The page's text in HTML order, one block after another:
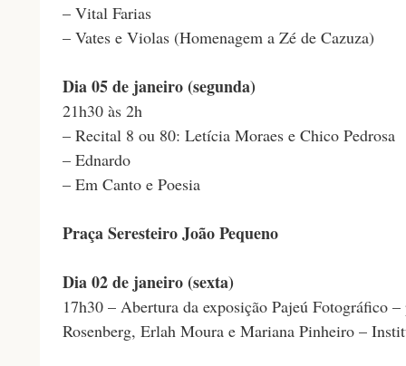
– Vital Farias
– Vates e Violas (Homenagem a Zé de Cazuza)
Dia 05 de janeiro (segunda)
21h30 às 2h
– Recital 8 ou 80: Letícia Moraes e Chico Pedrosa
– Ednardo
– Em Canto e Poesia
Praça Seresteiro João Pequeno
Dia 02 de janeiro (sexta)
17h30 – Abertura da exposição Pajeú Fotográfico
Rosenberg, Erlah Moura e Mariana Pinheiro –